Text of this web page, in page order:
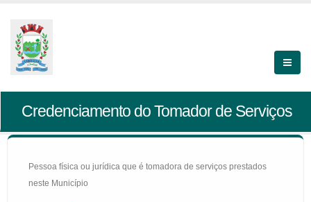
Credenciamento do Tomador de Serviços
Pessoa física ou jurídica que é tomadora de serviços prestados
neste Município